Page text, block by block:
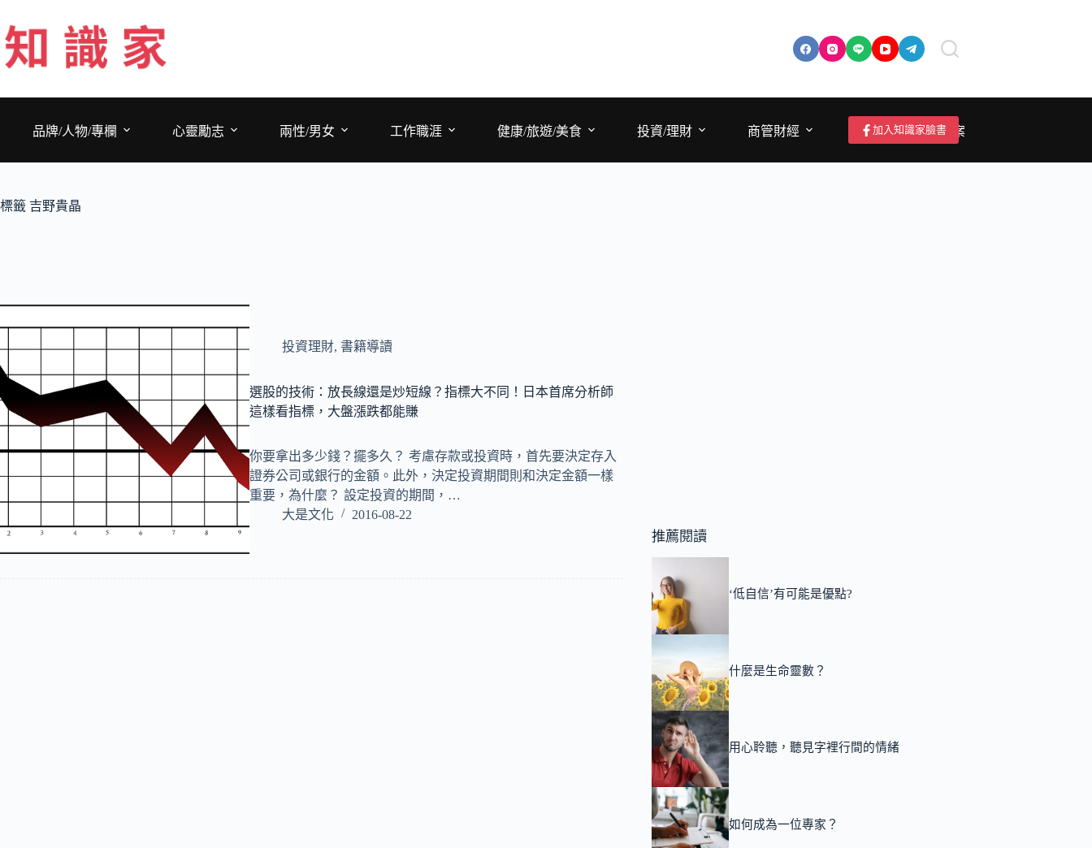
至
主
要
品牌/人物/專欄
心靈勵志 兩性/男女 工作職涯 健康/旅遊/美食 投資/理財 商管財經 成為作者/投稿/提案
加入知識家臉書
標籤 吉野貴晶
投資理財, 書籍導讀
選股的技術：放長線還是炒短線？指標大不同！日本首席分析師
這樣看指標，大盤漲跌都能賺
你要拿出多少錢？擺多久？ 考慮存款或投資時，首先要決定存入
證券公司或銀行的金額。此外，決定投資期間則和決定金額一樣
重要，為什麼？ 設定投資的期間，…
大是文化
2016-08-22
推薦閱讀
‘低自信’有可能是優點?
什麼是生命靈數？
用心聆聽，聽見字裡行間的情緒
如何成為一位專家？